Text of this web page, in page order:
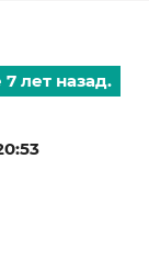
лет назад.